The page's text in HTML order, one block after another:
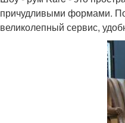
причудливыми формами.
великолепный сервис,